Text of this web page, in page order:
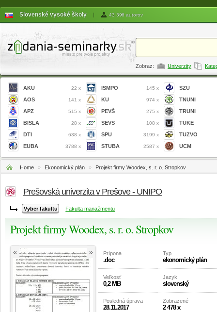
Slovenské vysoké školy | 43 396 autorov
Zobraz: Univerzity
AKU 22 x
AOS 141 x
APZ 515 x
BISLA 28 x
DTI 638 x
EUBA 3788 x
ISMPO 145 x
KU 974 x
PEVŠ 275 x
SEVS 108 x
SPU 3199 x
STUBA 2587 x
SZU
TNUNI
TRUNI
TUKE
TUZVO
UCM
Home » Ekonomický plán » Projekt firmy Woodex, s. r. o. Stropkov
Prešovská univerzita v Prešove - UNIPO
Fakulta manažmentu
Projekt firmy Woodex, s. r. o. Stropkov
« » Prípona
.doc
Typ
ekonomický plán
Veľkosť
0,2 MB
Jazyk
slovenský
Posledná úprava
28.11.2017
Zobrazené
2 478 x